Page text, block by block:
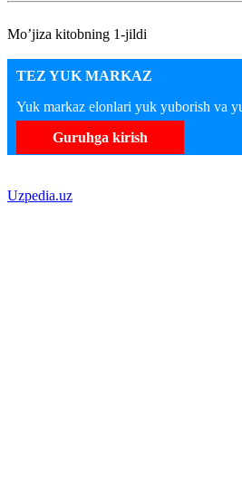
Mo’jiza kitobning 1-jildi
TEZ YUK MARKAZ
Yuk markaz elonlari yuk yuborish va
Guruhga kirish
Uzpedia.uz